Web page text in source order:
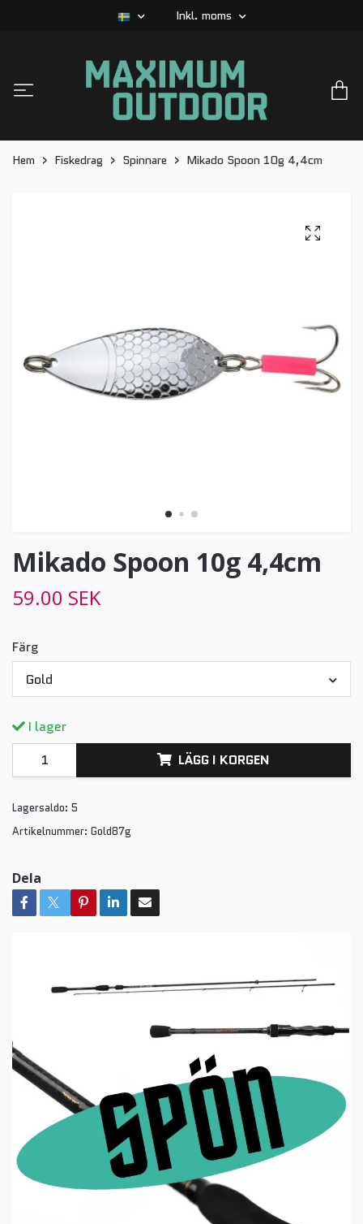
Inkl. moms
Hem Fiskedrag Spinnare Mikado Spoon 10g 4,4cm
Mikado Spoon 10g 4,4cm
59.00 SEK
Färg
Gold
I lager
LÄGG I KORGEN
Lagersaldo: 5
Artikelnummer: Gold87g
Dela